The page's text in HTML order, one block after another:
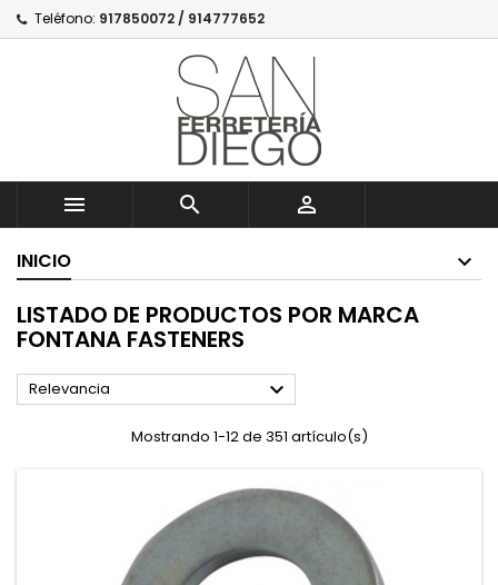
Teléfono: 917850072 / 914777652
  
INICIO
LISTADO DE PRODUCTOS POR MARCA
FONTANA FASTENERS
Relevancia 
Mostrando 1-12 de 351 artículo(s)